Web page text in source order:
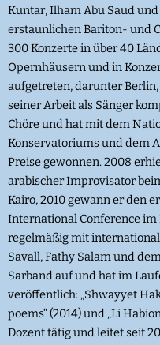
Kuntar, Ilham Abu Saud
erstaunlichen Bariton- und
300 Konzerte in über 40
Opernhäusern und in
aufgetreten, darunter
seiner Arbeit als Sänger
Chöre und hat mit dem
Konservatoriums und dem
Preise gewonnen. 2008
arabischer Improvisator
Kairo, 2010 gewann er den
International Conference
regelmäßig mit
Savall, Fathy Salam und
Sarband auf und hat im
veröffentlich: „Shwayyet
poems“ (2014) und „Li
Dozent tätig und leitet seit